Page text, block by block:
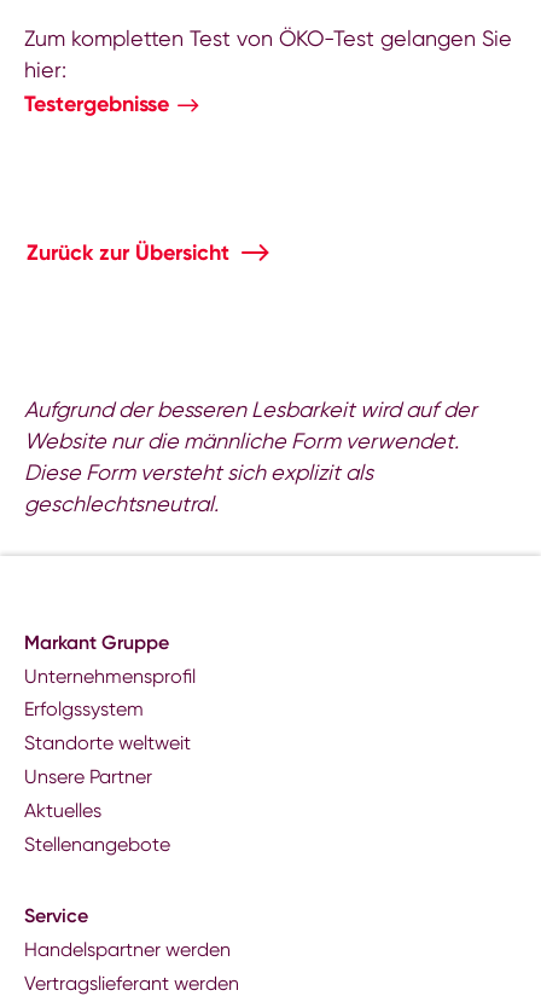
Zum kompletten Test von ÖKO-Test gelangen Sie
hier:
Testergebnisse
Zurück zur Übersicht
Aufgrund der besseren Lesbarkeit wird auf der
Website nur die männliche Form verwendet.
Diese Form versteht sich explizit als
geschlechtsneutral.
Markant Gruppe
Unternehmensprofil
Erfolgssystem
Standorte weltweit
Unsere Partner
Aktuelles
Stellenangebote
Service
Handelspartner werden
Vertragslieferant werden